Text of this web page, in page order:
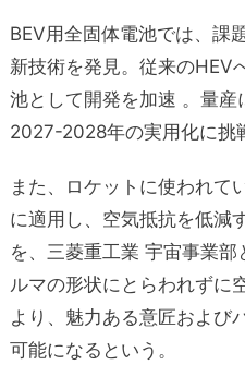
BEV用全固体電池では、課
新技術を発見。従来のHEV
池として開発を加速 。量産
2027-2028年の実用化に挑
また、ロケットに使われて
に適用し、空気抵抗を低減
を、三菱重工業 宇宙事業
ルマの形状にとらわれずに
より、魅力ある意匠および
可能になるという。